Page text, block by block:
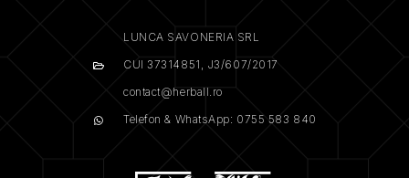
LUNCA SAVONERIA SRL
CUI 37314851, J3/607/2017
contact@herball.ro
Telefon & WhatsApp: 0755 583 840